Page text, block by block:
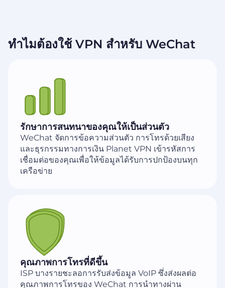
ทำไมต้องใช้ VPN สำหรับ WeChat
รักษาการสนทนาของคุณให้เป็นส่วนตัว
WeChat จัดการข้อความส่วนตัว การโทรด้วยเสียง
และธุรกรรมทางการเงิน Planet VPN เข้ารหัสการ
เชื่อมต่อของคุณเพื่อให้ข้อมูลได้รับการปกป้องบนทุก
เครือข่าย
คุณภาพการโทรที่ดีขึ้น
ISP บางรายชะลอการรับส่งข้อมูล VoIP ซึ่งส่งผลต่อ
คุณภาพการโทรของ WeChat การนำทางผ่าน